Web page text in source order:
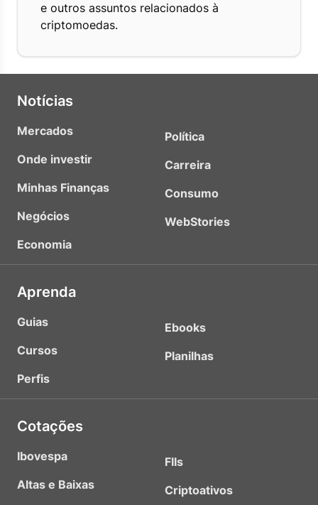
e outros assuntos relacionados à
criptomoedas.
Notícias
Mercados
Onde investir
Minhas Finanças
Negócios
Economia
Política
Carreira
Consumo
WebStories
Aprenda
Guias
Cursos
Perfis
Ebooks
Planilhas
Cotações
Ibovespa
Altas e Baixas
FIIs
Criptoativos